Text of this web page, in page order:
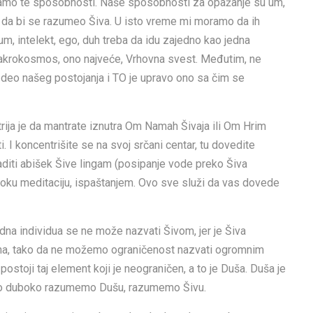
bi se razumeo Šiva. U isto vreme mi moramo da ih
intelekt, ego, duh treba da idu zajedno kao jedna
ono najveće, Vrhovna svest. Međutim, ne
našeg postojanja i TO je upravo ono sa čim se
je da mantrate iznutra Om Namah Šivaja ili Om Hrim
I koncentrišite se na svoj srčani centar, tu dovedite
abišek Šive lingam (posipanje vode preko Šiva
meditaciju, ispaštanjem. Ovo sve služi da vas dovede
individua se ne može nazvati Šivom, jer je Šiva
tako da ne možemo ograničenost nazvati ogromnim
taj element koji je neograničen, a to je Duša. Duša je
razumemo Dušu, razumemo Šivu.